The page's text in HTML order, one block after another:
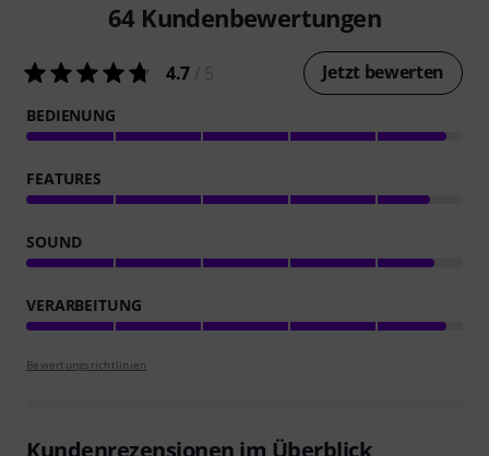
64 Kundenbewertungen
4.7 Jetzt bewerten
BEDIENUNG
FEATURES
SOUND
VERARBEITUNG
Bewertungsrichtlinien